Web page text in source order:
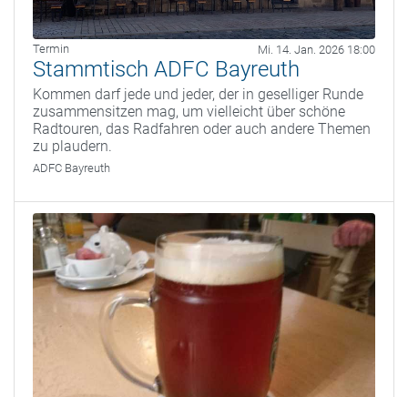
Termin Mi. 14. Jan. 2026 18:00
Stammtisch ADFC Bayreuth
Kommen darf jede und jeder, der in geselliger Runde
zusammensitzen mag, um vielleicht über schöne
Radtouren, das Radfahren oder auch andere Themen
zu plaudern.
ADFC Bayreuth